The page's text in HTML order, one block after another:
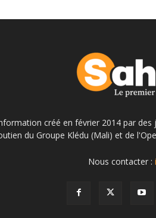
créé en février 2014 par
du Groupe Klédu (Mali) et de
Nous contacter :